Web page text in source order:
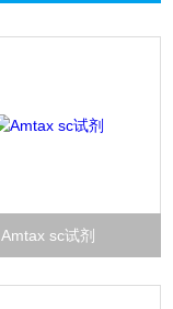
Amtax sc试剂